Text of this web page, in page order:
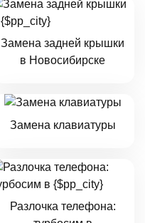
Замена задней крышки
в Новосибирске
Замена клавиатуры
Разлочка телефона: